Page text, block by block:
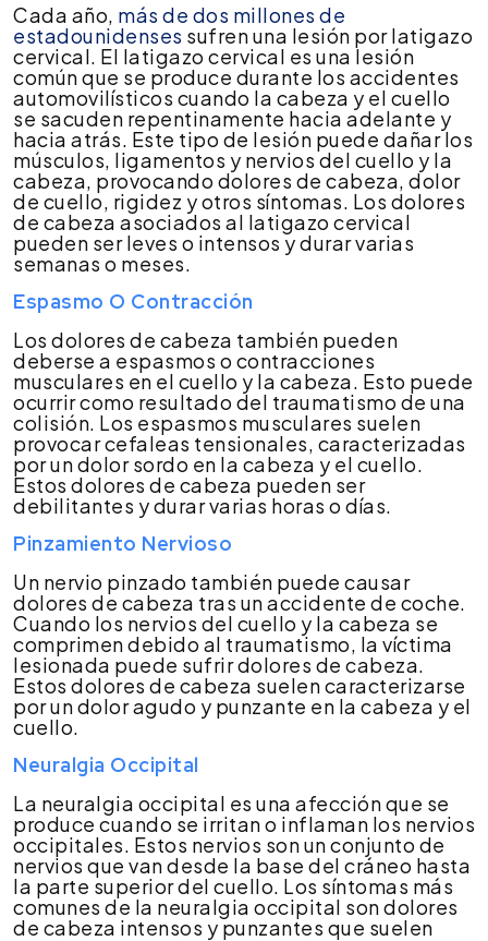
Cada año, más de dos millones de
estadounidenses sufren una lesión por latigazo
cervical. El latigazo cervical es una lesión
común que se produce durante los accidentes
automovilísticos cuando la cabeza y el cuello
se sacuden repentinamente hacia adelante y
hacia atrás. Este tipo de lesión puede dañar los
músculos, ligamentos y nervios del cuello y la
cabeza, provocando dolores de cabeza, dolor
de cuello, rigidez y otros síntomas. Los dolores
de cabeza asociados al latigazo cervical
pueden ser leves o intensos y durar varias
semanas o meses.
Espasmo O Contracción
Los dolores de cabeza también pueden
deberse a espasmos o contracciones
musculares en el cuello y la cabeza. Esto puede
ocurrir como resultado del traumatismo de una
colisión. Los espasmos musculares suelen
provocar cefaleas tensionales, caracterizadas
por un dolor sordo en la cabeza y el cuello.
Estos dolores de cabeza pueden ser
debilitantes y durar varias horas o días.
Pinzamiento Nervioso
Un nervio pinzado también puede causar
dolores de cabeza tras un accidente de coche.
Cuando los nervios del cuello y la cabeza se
comprimen debido al traumatismo, la víctima
lesionada puede sufrir dolores de cabeza.
Estos dolores de cabeza suelen caracterizarse
por un dolor agudo y punzante en la cabeza y el
cuello.
Neuralgia Occipital
La neuralgia occipital es una afección que se
produce cuando se irritan o inflaman los nervios
occipitales. Estos nervios son un conjunto de
nervios que van desde la base del cráneo hasta
la parte superior del cuello. Los síntomas más
comunes de la neuralgia occipital son dolores
de cabeza intensos y punzantes que suelen